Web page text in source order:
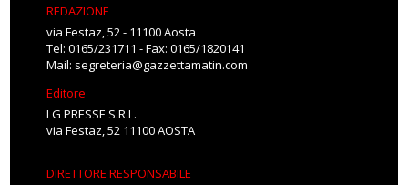
REDAZIONE
via Festaz, 52 - 11100 Aosta
Tel: 0165/231711 - Fax: 0165/1820141
Mail: segreteria@gazzettamatin.com
Editore
LG PRESSE S.R.L.
via Festaz, 52 11100 AOSTA
DIRETTORE RESPONSABILE